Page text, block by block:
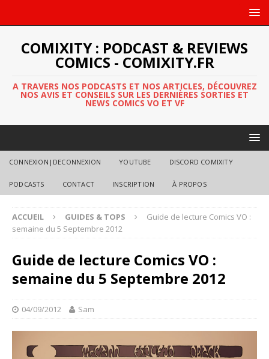
COMIXITY : PODCAST & REVIEWS
COMICS - COMIXITY.FR
A TRAVERS NOS PODCASTS ET NOS ARTICLES, DÉCOUVREZ
NOS AVIS ET CONSEILS SUR LES DERNIÈRES SORTIES ET
NEWS COMICS VO ET VF
CONNEXION|DECONNEXION YOUTUBE DISCORD COMIXITY
PODCASTS CONTACT INSCRIPTION À PROPOS
ACCUEIL GUIDES & TOPS
Guide de lecture Comics VO :
semaine du 5 Septembre 2012
Guide de lecture Comics VO :
semaine du 5 Septembre 2012
04/09/2012 Sam